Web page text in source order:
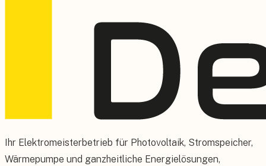
Ihr Elektromeisterbetrieb für Photovoltaik, Stromspeicher,
Wärmepumpe und ganzheitliche Energielösungen,